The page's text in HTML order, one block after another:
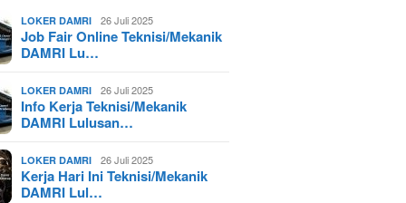
LOKER DAMRI 26 Juli 2025
Job Fair Online Teknisi/Mekanik
DAMRI Lu…
LOKER DAMRI 26 Juli 2025
Info Kerja Teknisi/Mekanik
DAMRI Lulusan…
LOKER DAMRI 26 Juli 2025
Kerja Hari Ini Teknisi/Mekanik
DAMRI Lul…